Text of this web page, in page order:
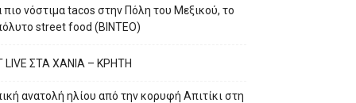
πιο νόστιμα tacos στην Πόλη του Μεξικού, το
street food (ΒΙΝΤΕΟ)
LIVE ΣΤΑ ΧΑΝΙΑ – ΚΡΗΤΗ
ανατολή ηλίου από την κορυφή Απιτίκι στη